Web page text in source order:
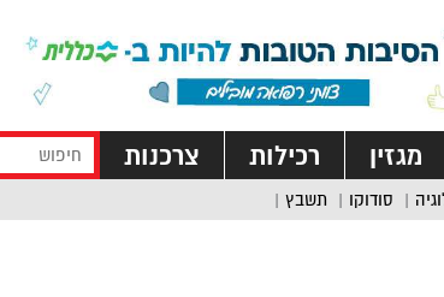
מגזין רכילות צרכנות
סודוקו תשבץ